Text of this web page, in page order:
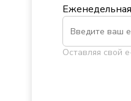
Оставляя свой